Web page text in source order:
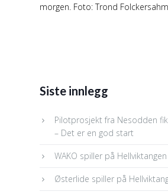
morgen. Foto: Trond Folckersahm
Siste innlegg
Pilotprosjekt fra Nesodden
– Det er en god start
WAKO spiller på Hellviktangen
Østerlide spiller på